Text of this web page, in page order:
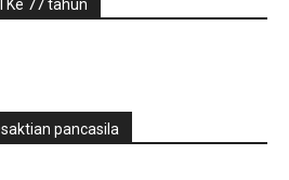
Ke 77 tahun
pancasila